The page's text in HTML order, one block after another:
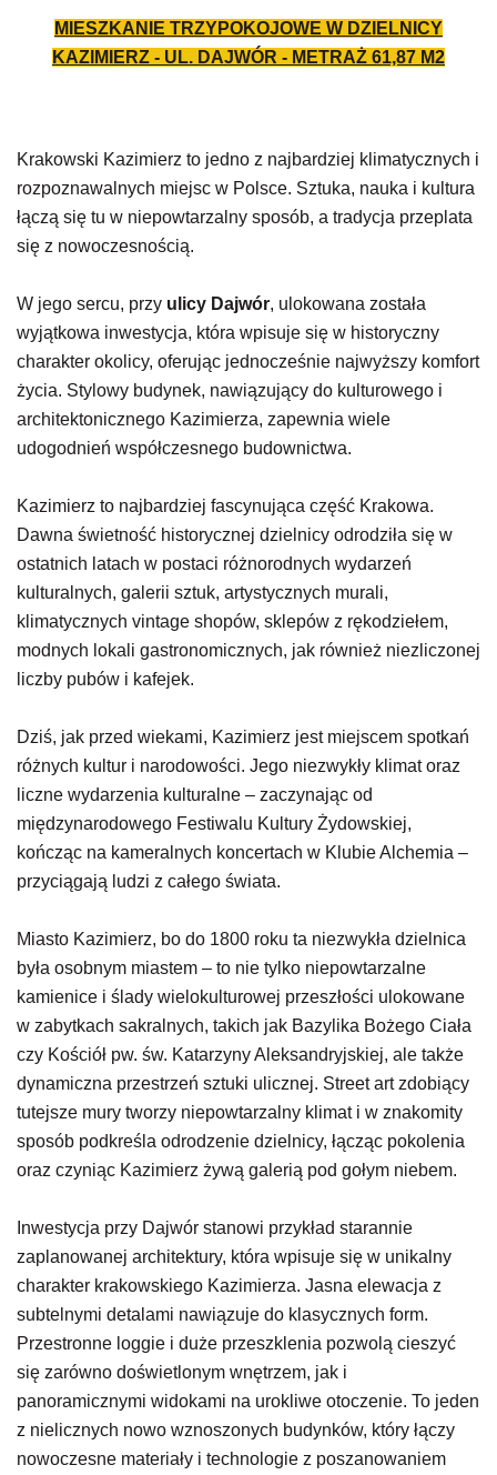
MIESZKANIE TRZYPOKOJOWE W DZIELNICY
KAZIMIERZ - UL. DAJWÓR - METRAŻ 61,87 M2
Krakowski Kazimierz to jedno z najbardziej klimatycznych i
rozpoznawalnych miejsc w Polsce. Sztuka, nauka i kultura
łączą się tu w niepowtarzalny sposób, a tradycja przeplata
się z nowoczesnością.
W jego sercu, przy ulicy Dajwór, ulokowana została
wyjątkowa inwestycja, która wpisuje się w historyczny
charakter okolicy, oferując jednocześnie najwyższy komfort
życia. Stylowy budynek, nawiązujący do kulturowego i
architektonicznego Kazimierza, zapewnia wiele
udogodnień współczesnego budownictwa.
Kazimierz to najbardziej fascynująca część Krakowa.
Dawna świetność historycznej dzielnicy odrodziła się w
ostatnich latach w postaci różnorodnych wydarzeń
kulturalnych, galerii sztuk, artystycznych murali,
klimatycznych vintage shopów, sklepów z rękodziełem,
modnych lokali gastronomicznych, jak również niezliczonej
liczby pubów i kafejek.
Dziś, jak przed wiekami, Kazimierz jest miejscem spotkań
różnych kultur i narodowości. Jego niezwykły klimat oraz
liczne wydarzenia kulturalne – zaczynając od
międzynarodowego Festiwalu Kultury Żydowskiej,
kończąc na kameralnych koncertach w Klubie Alchemia –
przyciągają ludzi z całego świata.
Miasto Kazimierz, bo do 1800 roku ta niezwykła dzielnica
była osobnym miastem – to nie tylko niepowtarzalne
kamienice i ślady wielokulturowej przeszłości ulokowane
w zabytkach sakralnych, takich jak Bazylika Bożego Ciała
czy Kościół pw. św. Katarzyny Aleksandryjskiej, ale także
dynamiczna przestrzeń sztuki ulicznej. Street art zdobiący
tutejsze mury tworzy niepowtarzalny klimat i w znakomity
sposób podkreśla odrodzenie dzielnicy, łącząc pokolenia
oraz czyniąc Kazimierz żywą galerią pod gołym niebem.
Inwestycja przy Dajwór stanowi przykład starannie
zaplanowanej architektury, która wpisuje się w unikalny
charakter krakowskiego Kazimierza. Jasna elewacja z
subtelnymi detalami nawiązuje do klasycznych form.
Przestronne loggie i duże przeszklenia pozwolą cieszyć
się zarówno doświetlonym wnętrzem, jak i
panoramicznymi widokami na urokliwe otoczenie. To jeden
z nielicznych nowo wznoszonych budynków, który łączy
nowoczesne materiały i technologie z poszanowaniem